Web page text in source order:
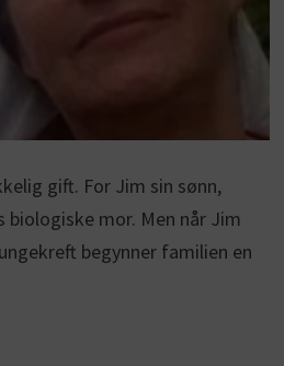
gift. For Jim sin sønn,
biologiske mor. Men når Jim
begynner familien en